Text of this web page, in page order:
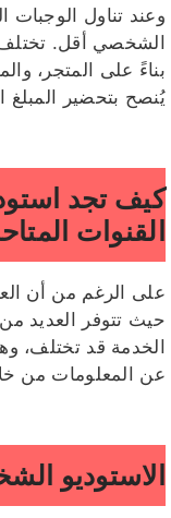
وعند تناول الوجبات
الشخصي أقل. تختلف
بناءً على المتجر،
يُنصح بتحضير
كيف تجد
القنوات
على الرغم من أن
حيث تتوفر العديد
الخدمة قد تختلف،
عن المعلومات من
الاستوديو